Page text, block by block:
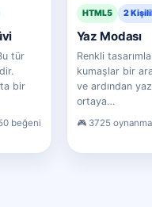
tür
bir
beğeni
HTML5 2
Yaz Modası
Renkli
kumaşlar bir
ve ardından yaz
ortaya…
3725 oynanma